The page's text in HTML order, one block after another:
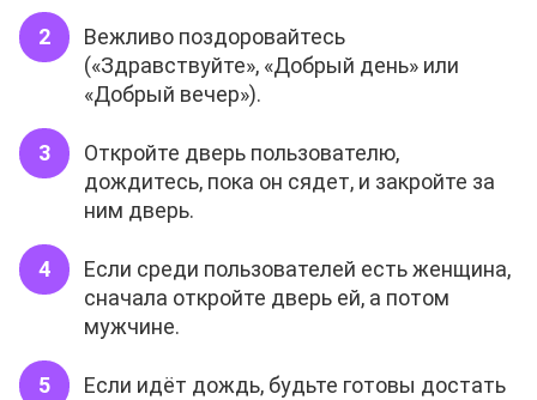
Вежливо поздоровайтесь
(«Здравствуйте», «Добрый день» или
«Добрый вечер»).
Откройте дверь пользователю,
дождитесь, пока он сядет, и закройте за
ним дверь.
Если среди пользователей есть женщина,
сначала откройте дверь ей, а потом
мужчине.
Если идёт дождь, будьте готовы достать